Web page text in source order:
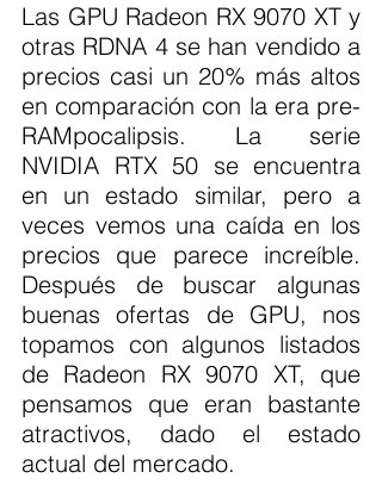
Las GPU Radeon RX 9070 XT y
otras RDNA 4 se han vendido a
precios casi un 20% más altos
en comparación con la era pre-
RAMpocalipsis. La serie
NVIDIA RTX 50 se encuentra
en un estado similar, pero a
veces vemos una caída en los
precios que parece increíble.
Después de buscar algunas
buenas ofertas de GPU, nos
topamos con algunos listados
de Radeon RX 9070 XT, que
pensamos que eran bastante
atractivos, dado el estado
actual del mercado.